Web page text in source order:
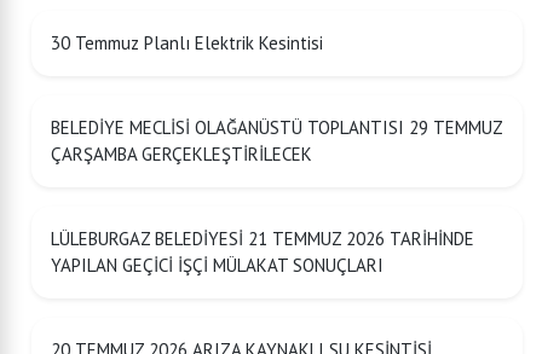
30 Temmuz Planlı Elektrik Kesintisi
BELEDİYE MECLİSİ OLAĞANÜSTÜ TOPLANTISI 29 TEMMUZ
ÇARŞAMBA GERÇEKLEŞTİRİLECEK
LÜLEBURGAZ BELEDİYESİ 21 TEMMUZ 2026 TARİHİNDE
YAPILAN GEÇİCİ İŞÇİ MÜLAKAT SONUÇLARI